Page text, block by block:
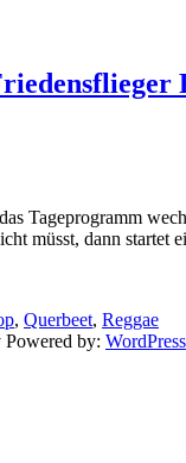
Tageprogramm
müsst, dann
, Querbeet, Reggae
Powered by: WordPress